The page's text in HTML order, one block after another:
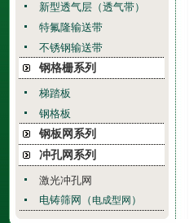
新型透气层（透气带）
特氟隆输送带
不锈钢输送带
钢格栅系列
梯踏板
钢格板
钢板网系列
冲孔网系列
激光冲孔网
电铸筛网（电成型网 ）